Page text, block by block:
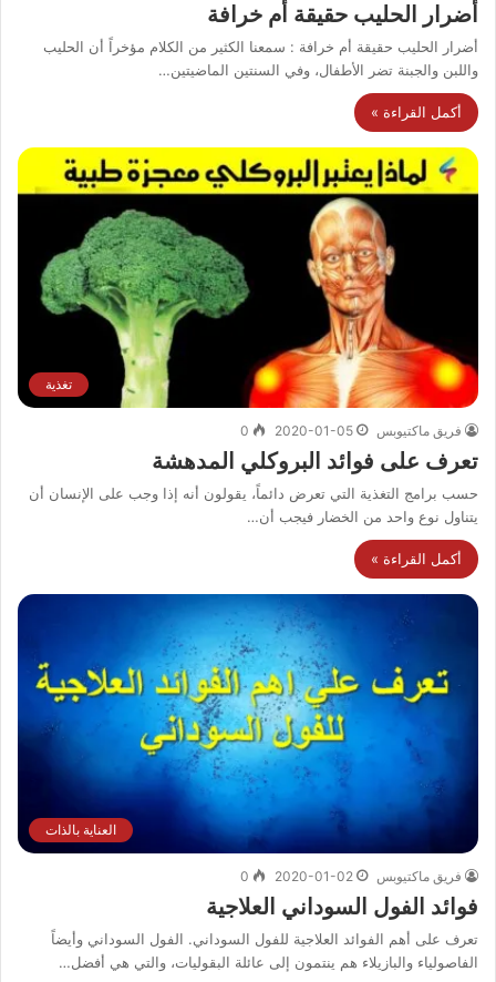
أضرار الحليب حقيقة أم خرافة
أضرار الحليب حقيقة أم خرافة : سمعنا الكثير من الكلام مؤخراً أن الحليب
واللبن والجبنة تضر الأطفال، وفي السنتين الماضيتين…
أكمل القراءة »
تغذية
فريق ماكتيوبس 2020-01-05
0
تعرف على فوائد البروكلي المدهشة
حسب برامج التغذية التي تعرض دائماً، يقولون أنه إذا وجب على الإنسان أن
يتناول نوع واحد من الخضار فيجب أن…
أكمل القراءة »
العناية بالذات
فريق ماكتيوبس 2020-01-02
0
فوائد الفول السوداني العلاجية
تعرف على أهم الفوائد العلاجية للفول السوداني. الفول السوداني وأيضاً
الفاصولياء والبازيلاء هم ينتمون إلى عائلة البقوليات، والتي هي أفضل…